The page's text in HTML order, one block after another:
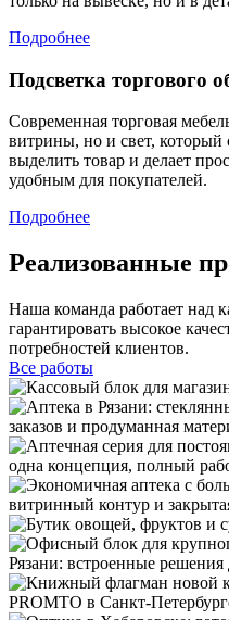
Подробнее
Подсветка торгового
Современная торговая
витрины, но и свет, который
выделить товар и делает
удобным для покупателей.
Подробнее
Реализованные
Наша команда работает над
гарантировать высокое
потребностей клиентов.
Все работы